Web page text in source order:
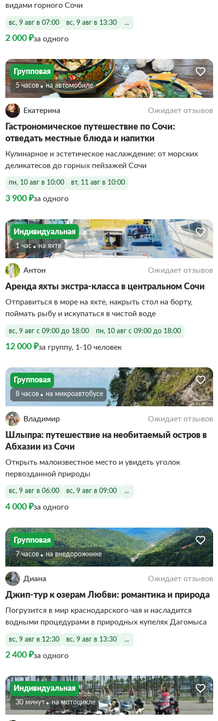
видами горного Сочи
вс, 9 авг в 07:00 вс, 9 авг в 13:30 ...
2 000 ₽за одного
Групповая
5 часов На автомобиле
Екатерина Ожидает отзывов
Гастрономическое путешествие по Сочи:
отведать местные блюда и напитки
Кулинарное и эстетическое наслаждение: от морских
деликатесов до горных пейзажей Сочи
пн, 10 авг в 10:00 вт, 11 авг в 10:00
3 900 ₽за одного
Индивидуальная
1 час На яхте
Антон Ожидает отзывов
Аренда яхты экстра-класса в центральном Сочи
Отправиться в море на яхте, накрыть стол на борту,
поймать рыбу и искупаться в чистой воде
вс, 9 авг с 09:00 до 18:00 пн, 10 авг с 09:00 до 18:00
12 000 ₽за группу, 1-10 человек
Групповая
8 часов На микроавтобусе
Владимир Ожидает отзывов
Шлыпра: путешествие на необитаемый остров в
Абхазии из Сочи
Открыть малоизвестное место и увидеть уголок
первозданной природы
вс, 9 авг в 06:00 вс, 9 авг в 09:00 ...
4 000 ₽за одного
Групповая
7 часов На внедорожнике
Диана Ожидает отзывов
Джип-тур к озерам Любви: романтика и природа
Погрузится в мир краснодарского чая и насладится
водными процедурами в природных купелях Дагомыса
вс, 9 авг в 12:30 вс, 9 авг в 13:30 ...
2 400 ₽за одного
Индивидуальная
30 минут На мотоцикле